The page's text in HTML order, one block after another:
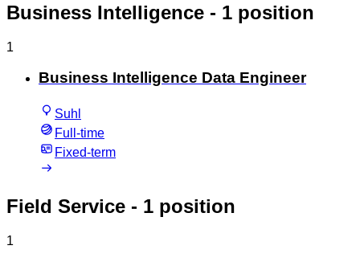
Business Intelligence - 1 position
1
Business Intelligence Data Engineer
Suhl
Full-time
Fixed-term
Field Service - 1 position
1